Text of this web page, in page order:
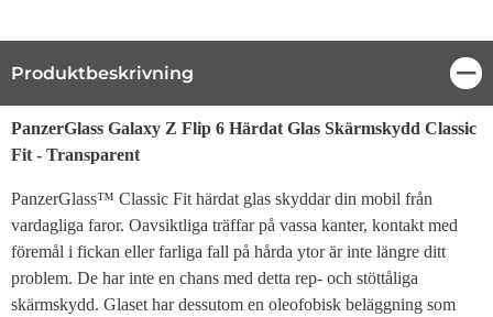
Produktbeskrivning
Produktbeskrivning
PanzerGlass Galaxy Z Flip 6 Härdat Glas Skärmskydd Classic
Fit - Transparent
PanzerGlass™ Classic Fit härdat glas skyddar din mobil från
vardagliga faror. Oavsiktliga träffar på vassa kanter, kontakt med
föremål i fickan eller farliga fall på hårda ytor är inte längre ditt
problem. De har inte en chans med detta rep- och stöttåliga
skärmskydd. Glaset har dessutom en oleofobisk beläggning som